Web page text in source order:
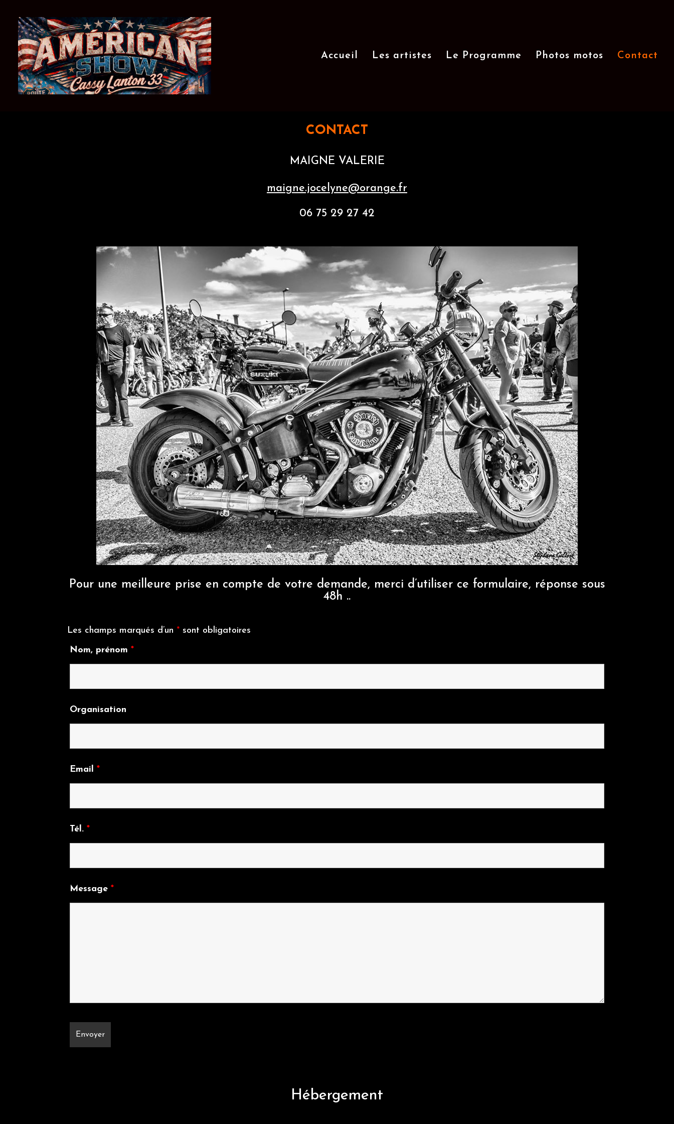
Accueil Les artistes Le Programme Photos motos Contact
CONTACT
MAIGNE VALERIE
maigne.jocelyne@orange.fr
06 75 29 27 42
Pour une meilleure prise en compte de votre demande, merci d’utiliser ce formulaire, réponse sous
48h ..
Les champs marqués d’un * sont obligatoires
Nom, prénom*
Organisation
Email*
Tél.*
Message*
Hébergement